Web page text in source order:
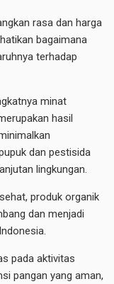
rasa dan harga
bagaimana
terhadap
minat
hasil
dan pestisida
lingkungan.
produk organik
dan menjadi
pada aktivitas
pangan yang aman,